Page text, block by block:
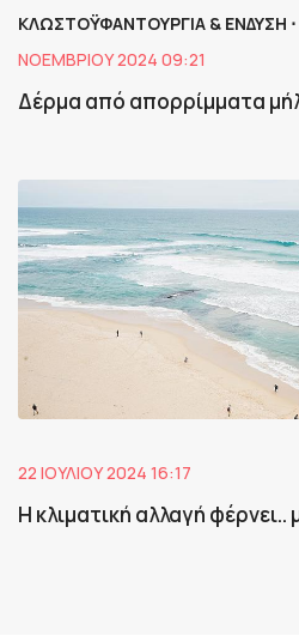
ΚΛΩΣΤΟΫΦΑΝΤΟΥΡΓΙΑ & ΈΝΔΥΣΗ ⋅
ΝΟΕΜΒΡΊΟΥ 2024 09:21
Δέρμα από απορρίμματα
22 ΙΟΥΛΊΟΥ 2024 16:17
Η κλιματική αλλαγή